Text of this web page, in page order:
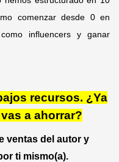
comenzar desde 0 en
influencers y ganar
recursos. ¿Ya
a ahorrar?
ventas del autor y
ti mismo(a).